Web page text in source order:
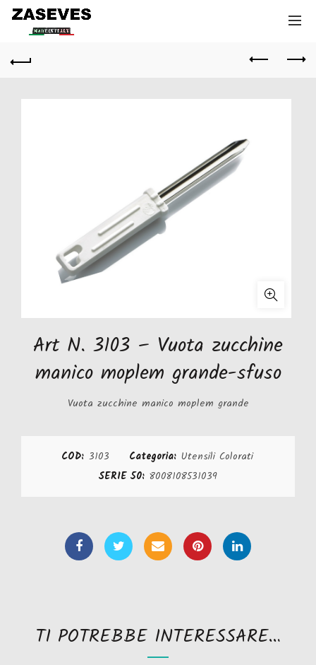
Art N. 3103 – Vuota zucchine
manico moplem grande-sfuso
Vuota zucchine manico moplem grande
COD: 3103 Categoria: Utensili Colorati
SERIE 50: 8008108531039
TI POTREBBE INTERESSARE…